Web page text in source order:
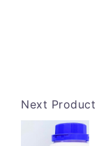
Next Product